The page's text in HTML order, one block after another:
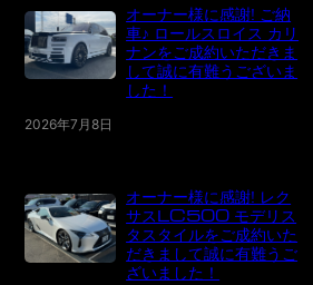
2026年7月8日
オーナー様に感謝! ご納
車♪ ロールスロイス カリ
ナンをご成約いただきま
して誠に有難うございま
した！
オーナー様に感謝! レク
サスLC500 モデリス
タスタイルをご成約いた
だきまして誠に有難うご
ざいました！